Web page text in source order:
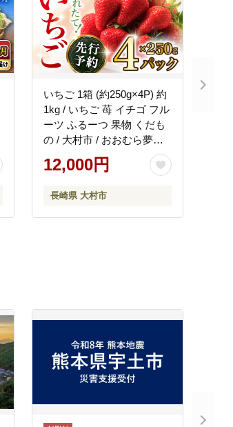
いちご 1箱 (約250g×4P) 約
1kg / いちご 苺 イチゴ フル
ーツ ふるーつ 果物 くだも
の / 大村市 / おおむら夢フ
ァームシュシュ[ACAA107]
12,000円
長崎県 大村市